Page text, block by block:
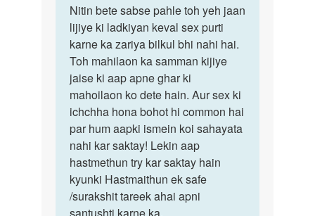
to
Aunty
ji
mere
pass
koi
gf…
by
Nitin
Nitin
bete
sabse
pahle
toh…
Nitin bete sabse pahle toh yeh jaan
lijiye ki ladkiyan keval sex purti
karne ka zariya bilkul bhi nahi hai.
Toh mahilaon ka samman kijiye
jaise ki aap apne ghar ki
mahoilaon ko dete hain. Aur sex ki
ichchha hona bohot hi common hai
par hum aapki ismein koi sahayata
nahi kar saktay! Lekin aap
hastmethun try kar saktay hain
kyunki Hastmaithun ek safe
/surakshit tareek ahai apni
santushti karne ka.